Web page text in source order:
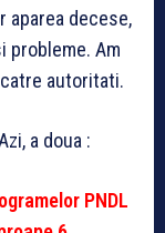
aparea decese,
probleme. Am
autoritati.
a doua :
PNDL